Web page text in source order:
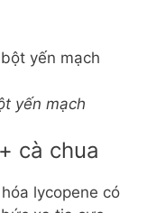
yến mạch
cà chua
lycopene có